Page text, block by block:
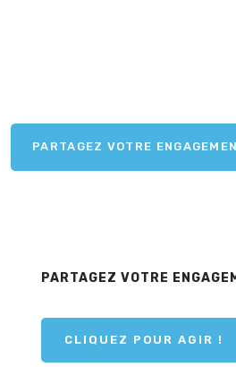
PARTAGEZ VOTRE
PARTAGEZ VOTRE
CLIQUEZ POUR AGIR !